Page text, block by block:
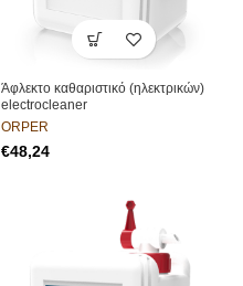
Άφλεκτο καθαριστικό (ηλεκτρικών)
electrocleaner
ORPER
€